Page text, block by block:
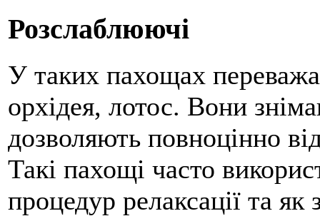
Розслаблюючі
У таких пахощах
орхідея, лотос. Вони
дозволяють повноцінно
Такі пахощі часто
процедур релаксації та